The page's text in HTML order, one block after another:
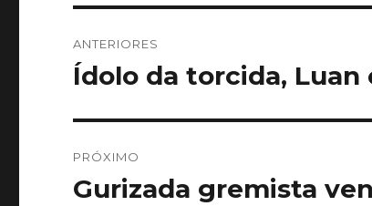
de
ANTERIORES
Post
Ídolo da torcida,
PRÓXIMO
Próximo
Gurizada gremista